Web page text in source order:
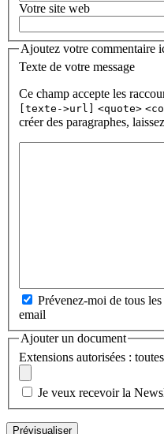
Votre site web
Ajoutez votre commentaire
Texte de votre message
Ce champ accepte les
[texte->url]
<quote>
créer des paragraphes,
Prévenez-moi de tous
email
Ajouter un document
Extensions autorisées : toutes
Je veux recevoir la